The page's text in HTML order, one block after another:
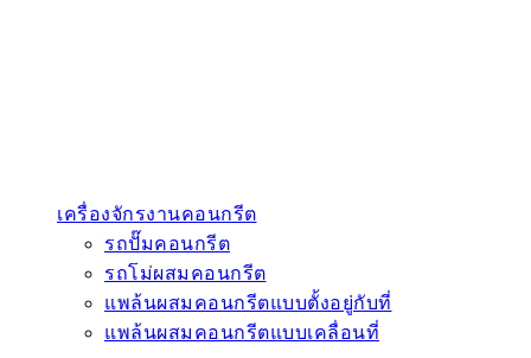
เครื่องจักรงานคอนกรีต
รถปั๊มคอนกรีต
รถโม่ผสมคอนกรีต
แพล้นผสมคอนกรีตแบบตั้งอยู่กับที่
แพล้นผสมคอนกรีตแบบเคลื่อนที่